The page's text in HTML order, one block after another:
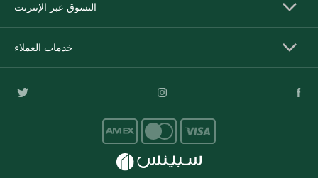
التسوق عبر الإنترنت
خدمات العملاء